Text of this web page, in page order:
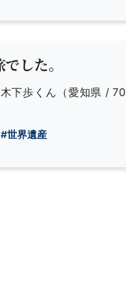
した。
下歩くん （愛知県 / 70
#世界遺産